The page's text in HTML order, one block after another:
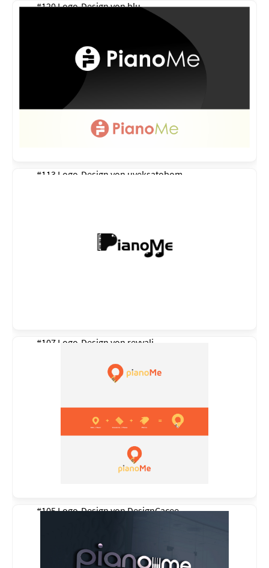
#120 Logo-Design vonblu
#113 Logo-Design von uveksatobom
#107 Logo-Design von revyali
#105 Logo-Design vonDesignCacee